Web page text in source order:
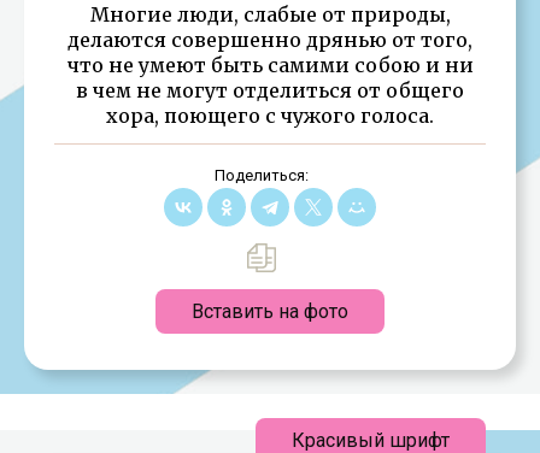
Многие люди, слабые от природы,
делаются совершенно дрянью от того,
что не умеют быть самими собою и ни
в чем не могут отделиться от общего
хора, поющего с чужого голоса.
Поделиться:
Вставить на фото
Красивый шрифт